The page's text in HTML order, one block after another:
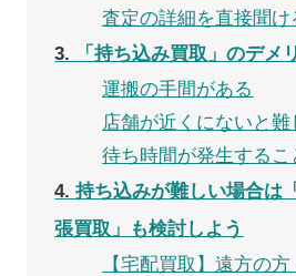
査定の詳細を直接聞け
3
「持ち込み買取」のデメ
運搬の手間がある
店舗が近くにないと難
待ち時間が発生するこ
4 持ち込みが難しい場合は
張買取」も検討しよう
【宅配買取】遠方の